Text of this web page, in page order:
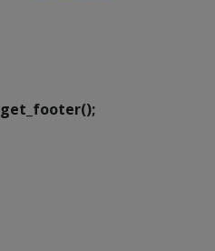
get_footer();